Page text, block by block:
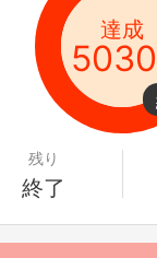
達成
5030
残り
終了